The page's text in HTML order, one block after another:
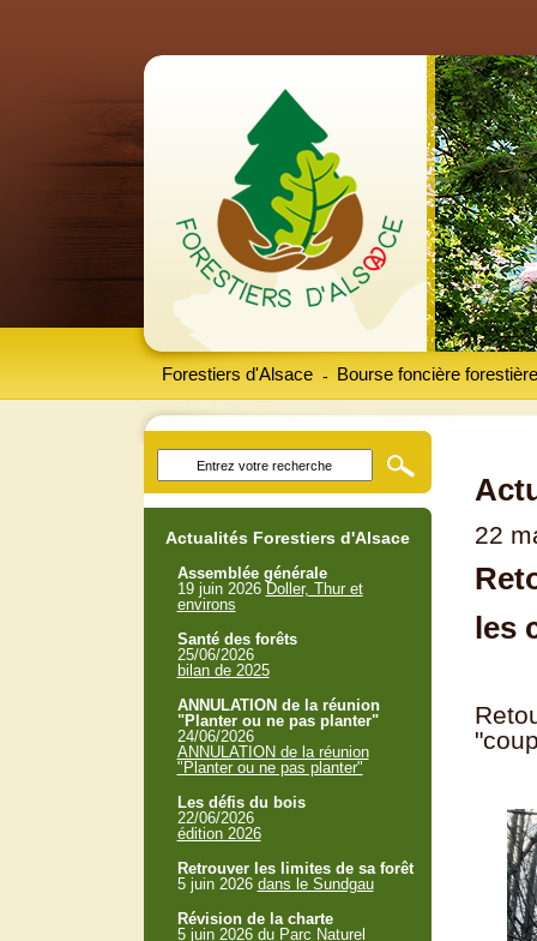
Forestiers d'Alsace Bourse foncière forestière
-
22
les
Actualités Forestiers d'Alsace
Assemblée générale
19 juin 2026 Doller, Thur et
environs
Santé des forêts
25/06/2026
bilan de 2025
ANNULATION de la réunion
"Planter ou ne pas planter"
24/06/2026
ANNULATION de la réunion
"Planter ou ne pas planter"
Les défis du bois
22/06/2026
édition 2026
Retrouver les limites de sa forêt
5 juin 2026 dans le Sundgau
Révision de la charte
5 juin 2026 du Parc Naturel